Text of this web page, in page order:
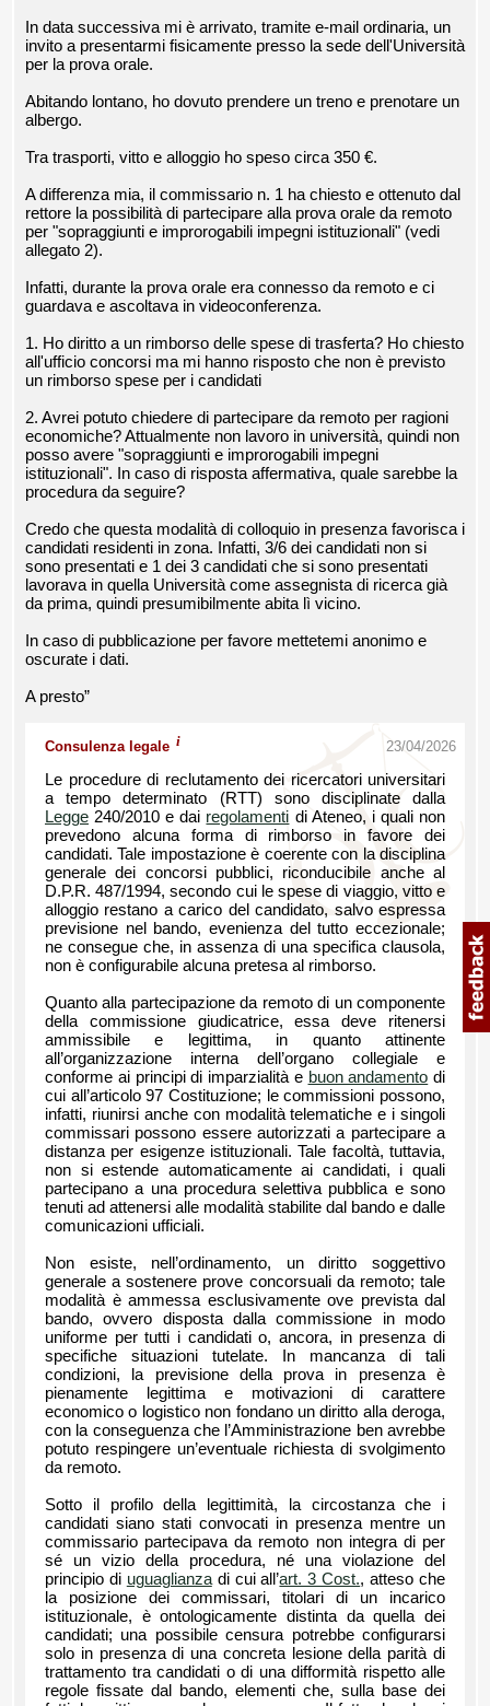
In data successiva mi è arrivato, tramite e-mail ordinaria, un
invito a presentarmi fisicamente presso la sede dell'Università
per la prova orale.
Abitando lontano, ho dovuto prendere un treno e prenotare un
albergo.
Tra trasporti, vitto e alloggio ho speso circa 350 €.
A differenza mia, il commissario n. 1 ha chiesto e ottenuto dal
rettore la possibilità di partecipare alla prova orale da remoto
per "sopraggiunti e improrogabili impegni istituzionali" (vedi
allegato 2).
Infatti, durante la prova orale era connesso da remoto e ci
guardava e ascoltava in videoconferenza.
1. Ho diritto a un rimborso delle spese di trasferta? Ho chiesto
all'ufficio concorsi ma mi hanno risposto che non è previsto
un rimborso spese per i candidati
2. Avrei potuto chiedere di partecipare da remoto per ragioni
economiche? Attualmente non lavoro in università, quindi non
posso avere "sopraggiunti e improrogabili impegni
istituzionali". In caso di risposta affermativa, quale sarebbe la
procedura da seguire?
Credo che questa modalità di colloquio in presenza favorisca i
candidati residenti in zona. Infatti, 3/6 dei candidati non si
sono presentati e 1 dei 3 candidati che si sono presentati
lavorava in quella Università come assegnista di ricerca già
da prima, quindi presumibilmente abita lì vicino.
In caso di pubblicazione per favore mettetemi anonimo e
oscurate i dati.
A presto”
Consulenza legale i 23/04/2026
Le procedure di reclutamento dei ricercatori universitari
a tempo determinato (RTT) sono disciplinate dalla
Legge 240/2010 e dai regolamenti di Ateneo, i quali non
prevedono alcuna forma di rimborso in favore dei
candidati. Tale impostazione è coerente con la disciplina
generale dei concorsi pubblici, riconducibile anche al
D.P.R. 487/1994, secondo cui le spese di viaggio, vitto e
alloggio restano a carico del candidato, salvo espressa
previsione nel bando, evenienza del tutto eccezionale;
ne consegue che, in assenza di una specifica clausola,
non è configurabile alcuna pretesa al rimborso.
Quanto alla partecipazione da remoto di un componente
della commissione giudicatrice, essa deve ritenersi
ammissibile e legittima, in quanto attinente
all’organizzazione interna dell’organo collegiale e
conforme ai principi di imparzialità e buon andamento di
cui all’articolo 97 Costituzione; le commissioni possono,
infatti, riunirsi anche con modalità telematiche e i singoli
commissari possono essere autorizzati a partecipare a
distanza per esigenze istituzionali. Tale facoltà, tuttavia,
non si estende automaticamente ai candidati, i quali
partecipano a una procedura selettiva pubblica e sono
tenuti ad attenersi alle modalità stabilite dal bando e dalle
comunicazioni ufficiali.
Non esiste, nell’ordinamento, un diritto soggettivo
generale a sostenere prove concorsuali da remoto; tale
modalità è ammessa esclusivamente ove prevista dal
bando, ovvero disposta dalla commissione in modo
uniforme per tutti i candidati o, ancora, in presenza di
specifiche situazioni tutelate. In mancanza di tali
condizioni, la previsione della prova in presenza è
pienamente legittima e motivazioni di carattere
economico o logistico non fondano un diritto alla deroga,
con la conseguenza che l’Amministrazione ben avrebbe
potuto respingere un’eventuale richiesta di svolgimento
da remoto.
Sotto il profilo della legittimità, la circostanza che i
candidati siano stati convocati in presenza mentre un
commissario partecipava da remoto non integra di per
sé un vizio della procedura, né una violazione del
principio di uguaglianzadi cui all’art. 3 Cost., atteso che
la posizione dei commissari, titolari di un incarico
istituzionale, è ontologicamente distinta da quella dei
candidati; una possibile censura potrebbe configurarsi
solo in presenza di una concreta lesione della parità di
trattamento tra candidati o di una difformità rispetto alle
regole fissate dal bando, elementi che, sulla base dei